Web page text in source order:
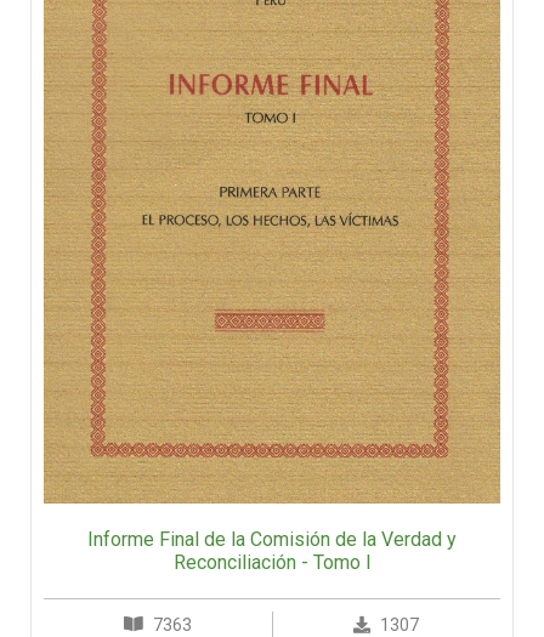
Informe Final de la Comisión de la Verdad y
Reconciliación - Tomo I
7363 1307